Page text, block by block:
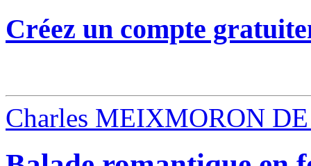
Créez un compte
Charles MEIXMORON